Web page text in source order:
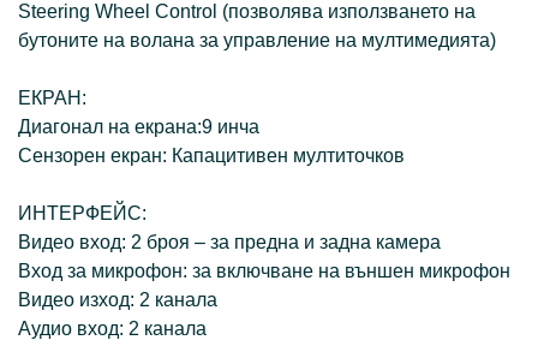
Steering Wheel Control (позволява използването на
бутоните на волана за управление на мултимедията)
ЕКРАН:
Диагонал на екрана:9 инча
Сензорен екран: Капацитивен мултиточков
ИНТЕРФЕЙС:
Видео вход: 2 броя – за предна и задна камера
Вход за микрофон: за включване на външен микрофон
Видео изход: 2 канала
Аудио вход: 2 канала